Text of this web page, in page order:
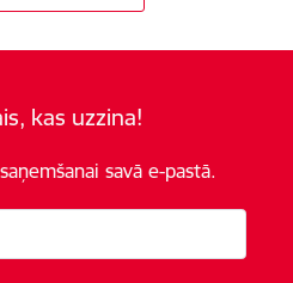
kas uzzina!
savā e-pastā.